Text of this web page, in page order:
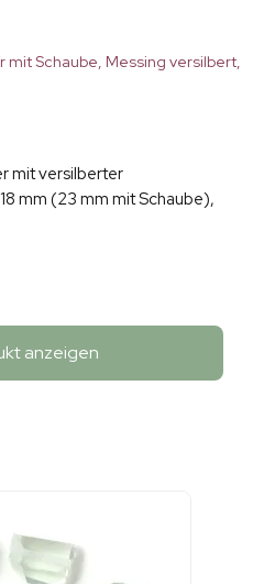
Schaube, Messing versilbert,
mit versilberter
mm (23 mm mit Schaube),
anzeigen